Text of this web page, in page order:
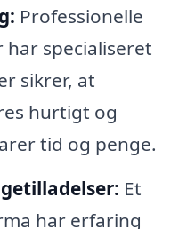
Professionelle
specialiseret
sikrer, at
hurtigt og
tid og penge.
Et
har erfaring